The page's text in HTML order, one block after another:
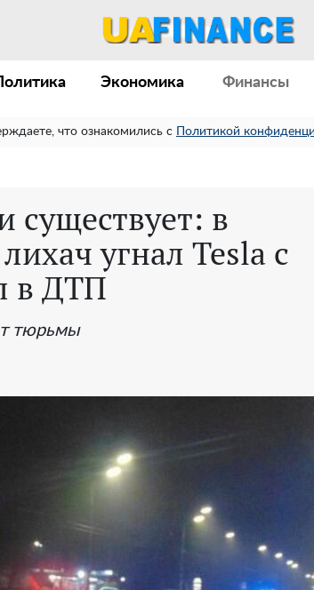
Экономика Финансы
что ознакомились с Политикой
существует: в
угнал Tesla с
в ДТП
тюрьмы